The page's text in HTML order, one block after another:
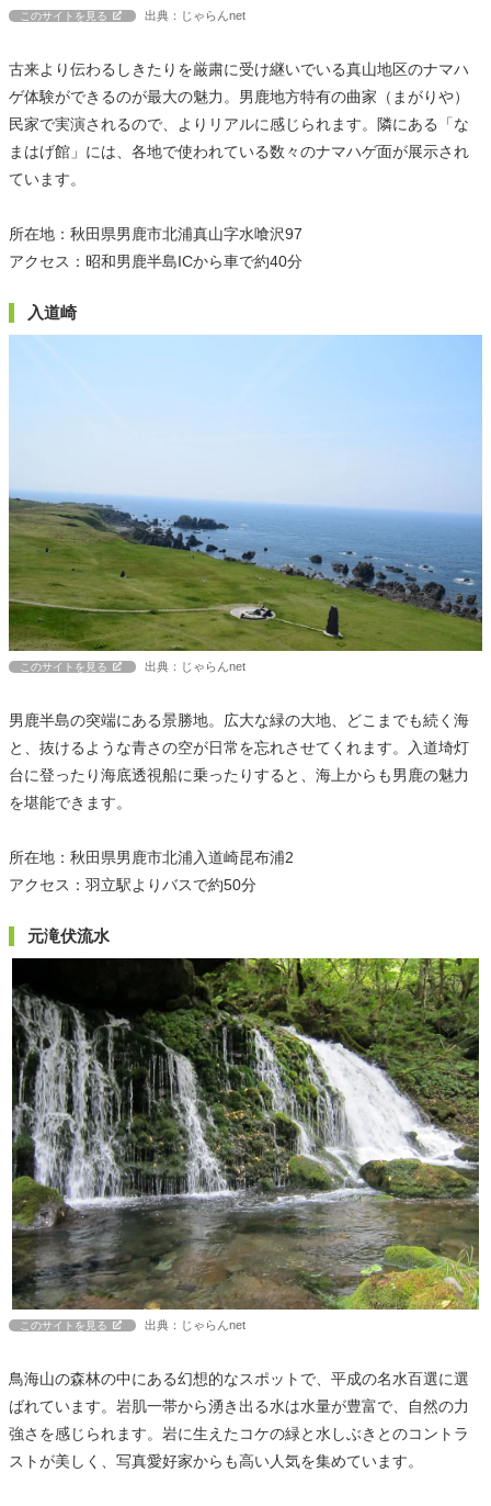
このサイトを見る 出典：じゃらんnet
古来より伝わるしきたりを厳粛に受け継いでいる真山地区のナマハ
ゲ体験ができるのが最大の魅力。男鹿地方特有の曲家（まがりや）
民家で実演されるので、よりリアルに感じられます。隣にある「な
まはげ館」には、各地で使われている数々のナマハゲ面が展示され
ています。
所在地：秋田県男鹿市北浦真山字水喰沢97
アクセス：昭和男鹿半島ICから車で約40分
入道崎
このサイトを見る 出典：じゃらんnet
男鹿半島の突端にある景勝地。広大な緑の大地、どこまでも続く海
と、抜けるような青さの空が日常を忘れさせてくれます。入道埼灯
台に登ったり海底透視船に乗ったりすると、海上からも男鹿の魅力
を堪能できます。
所在地：秋田県男鹿市北浦入道崎昆布浦2
アクセス：羽立駅よりバスで約50分
元滝伏流水
このサイトを見る 出典：じゃらんnet
鳥海山の森林の中にある幻想的なスポットで、平成の名水百選に選
ばれています。岩肌一帯から湧き出る水は水量が豊富で、自然の力
強さを感じられます。岩に生えたコケの緑と水しぶきとのコントラ
ストが美しく、写真愛好家からも高い人気を集めています。